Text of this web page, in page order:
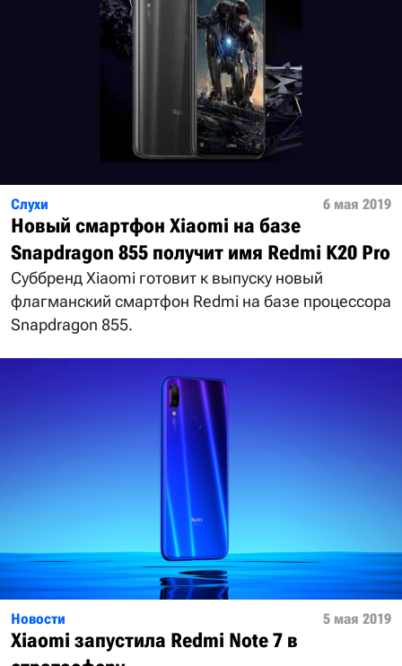
Слухи 6 мая 2019
Новый смартфон Xiaomi на базе
Snapdragon 855 получит имя Redmi K20 Pro
Cуббренд Xiaomi готовит к выпуску новый
флагманский смартфон Redmi на базе процессора
Snapdragon 855.
Новости 5 мая 2019
Xiaomi запустила Redmi Note 7 в